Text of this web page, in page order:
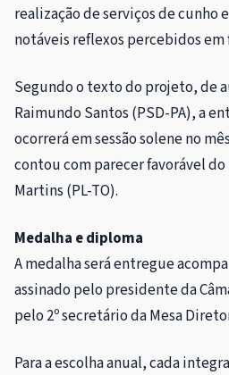
realização de serviços de cunho
notáveis reflexos percebidos em
Segundo o texto do projeto, de
Raimundo Santos (PSD-PA), a
ocorrerá em sessão solene no
contou com parecer favorável
Martins (PL-TO).
Medalha e diploma
A medalha será entregue
assinado pelo presidente da
pelo 2º secretário daMesa
Para a escolha anual, cada